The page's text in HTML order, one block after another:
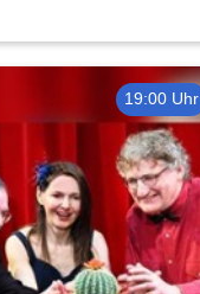
19:00 Uhr